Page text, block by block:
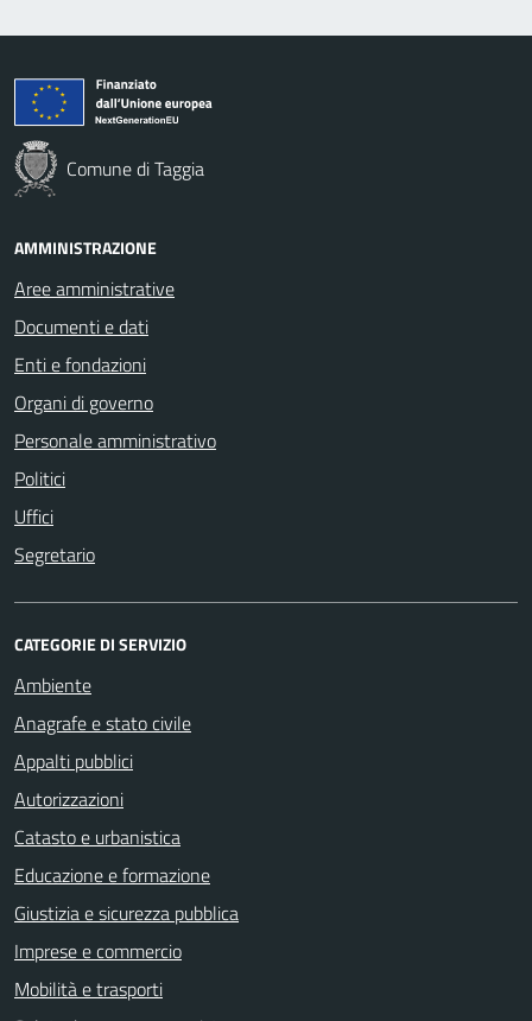
Comune di Taggia
AMMINISTRAZIONE
Aree amministrative
Documenti e dati
Enti e fondazioni
Organi di governo
Personale amministrativo
Politici
Uffici
Segretario
CATEGORIE DI SERVIZIO
Ambiente
Anagrafe e stato civile
Appalti pubblici
Autorizzazioni
Catasto e urbanistica
Educazione e formazione
Giustizia e sicurezza pubblica
Imprese e commercio
Mobilità e trasporti